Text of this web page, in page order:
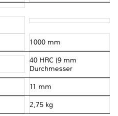
1000 mm
40 HRC (9 mm
Durchmesser
11 mm
2,75 kg